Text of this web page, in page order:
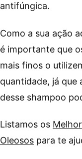
antifúngica.
Como a sua ação
é importante que
mais finos o
quantidade, já que
desse shampoo
Listamos os
Oleosos para te